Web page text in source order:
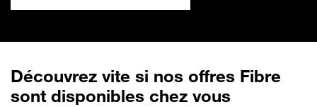
Découvrez vite si nos offres Fibre
sont disponibles chez vous